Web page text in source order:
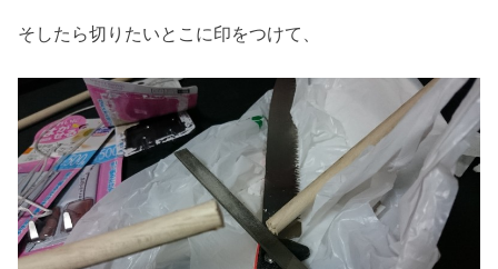
そしたら切りたいとこに印をつけて、